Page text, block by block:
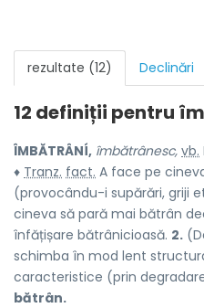
rezultate (12) Declinări
12 definiții pentru
ÎMBĂTRÂNÍ, îmbătrânesc, vb.
♦ Tranz. fact. A face pe
(provocându-i supărări, griji
cineva să pară mai bătrân
înfățișare bătrânicioasă. 2.
schimba în mod lent
caracteristice (prin
bătrân.